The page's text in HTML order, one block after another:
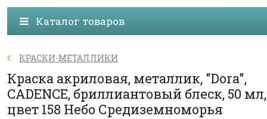
Каталог товаров
КРАСКИ-МЕТАЛЛИКИ
Краска акриловая, металлик, "Dora",
CADENCE, бриллиантовый блеск, 50 мл,
цвет 158 Небо Средиземноморья